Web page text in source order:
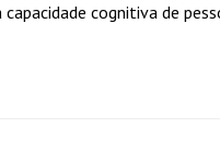
cognitiva de